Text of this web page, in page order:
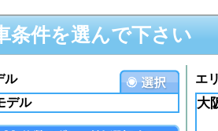
条件を選んで下さい
ル エ
大